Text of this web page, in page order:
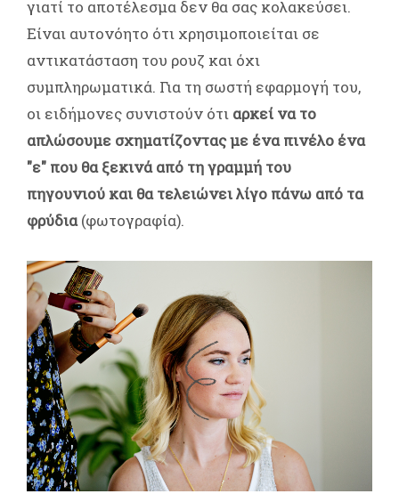
γιατί το αποτέλεσμα δεν θα σας κολακεύσει.
Είναι αυτονόητο ότι χρησιμοποιείται σε
αντικατάσταση του ρουζ και όχι
συμπληρωματικά. Για τη σωστή εφαρμογή του,
οι ειδήμονες συνιστούν ότι αρκεί να το
απλώσουμε σχηματίζοντας με ένα πινέλο ένα
"ε" που θα ξεκινά από τη γραμμή του
πηγουνιού και θα τελειώνει λίγο πάνω από τα
φρύδια(φωτογραφία).